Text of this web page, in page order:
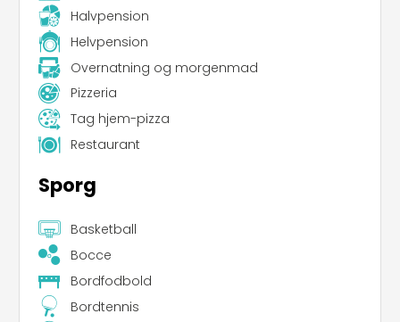
Halvpension
Helvpension
Overnatning og morgenmad
Pizzeria
Tag hjem-pizza
Restaurant
Sporg
Basketball
Bocce
Bordfodbold
Bordtennis